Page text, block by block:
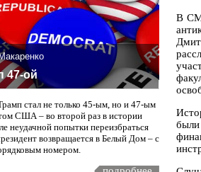
47-ой
стал не только 45-ым, но и 47-ым
США – во второй раз в истории
неудачной попытки переизбраться
возвращается в Белый Дом – с
номером.
В